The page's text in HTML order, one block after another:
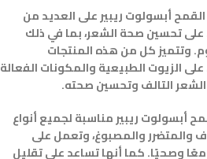
أبسولوت ريبير على العديد من
على تحسين صحة الشعر، بما في ذلك
وتتميز كل من هذه المنتجات
الزيوت الطبيعية والمكونات الفعالة
التالف وتحسين صحته.
أبسولوت ريبير مناسبة لجميع أنواع
والمتضرر والمصبوغ، وتعمل على
وصحيًا. كما أنها تساعد على تقليل